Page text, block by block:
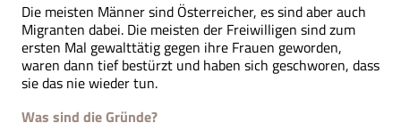
Die meisten Männer sind Österreicher, es sind aber auch
Migranten dabei. Die meisten der Freiwilligen sind zum
ersten Mal gewalttätig gegen ihre Frauen geworden,
waren dann tief bestürzt und haben sich geschworen, dass
sie das nie wieder tun.
Was sind die Gründe?